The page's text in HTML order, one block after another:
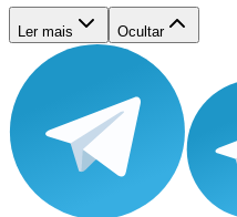
Ler mais Ocultar